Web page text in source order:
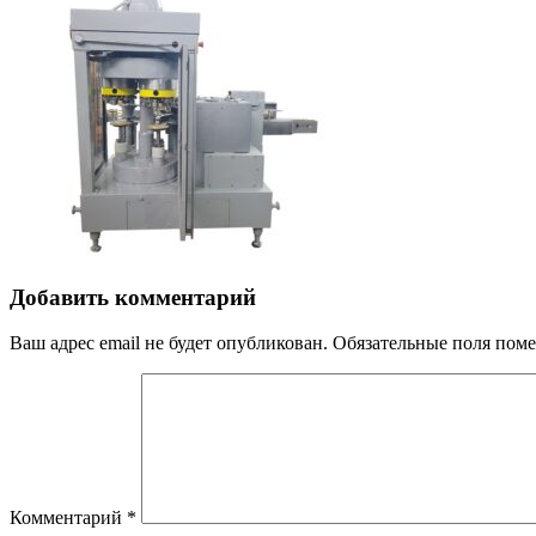
Добавить комментарий
Ваш адрес email не будет опубликован. Обязательные поля
Комментарий *